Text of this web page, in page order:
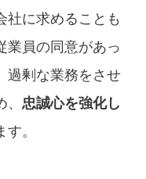
社に求めることも
業員の同意があっ
過剰な業務をさせ
忠誠心を強化し
。